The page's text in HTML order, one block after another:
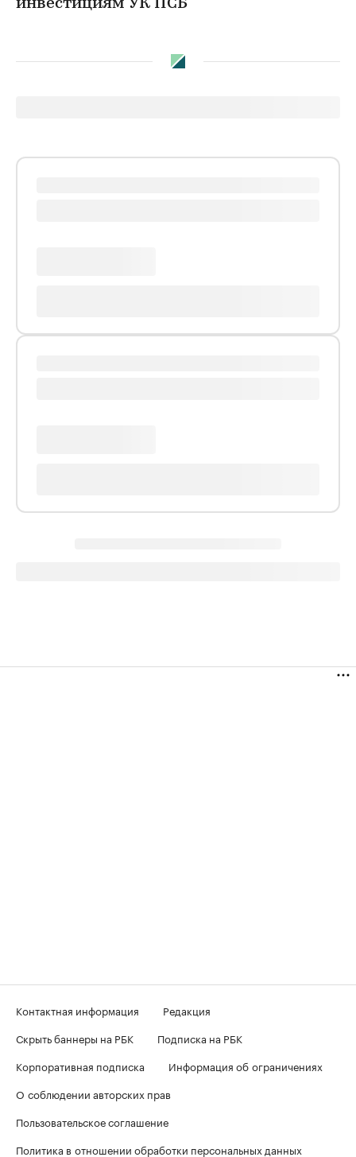
инвестициям УК ПСБ
Контактная информация
Редакция
Скрыть баннеры на РБК
Подписка на РБК
Корпоративная подписка
Информация об ограничениях
О соблюдении авторских прав
Пользовательское соглашение
Политика в отношении обработки персональных данных